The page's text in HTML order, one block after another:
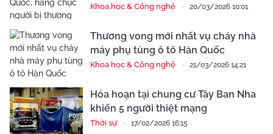
Khoa học & Công nghệ 20/03/2026 10:01
Thương vong mới nhất vụ cháy nhà
máy phụ tùng ô tô Hàn Quốc
Khoa học & Công nghệ 21/03/2026 14:21
Hỏa hoạn tại chung cư Tây Ban Nha
khiến 5 người thiệt mạng
Thời sự 17/02/2026 16:15